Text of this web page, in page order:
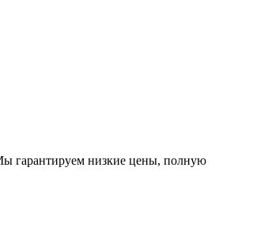
гарантируем низкие цены, полную